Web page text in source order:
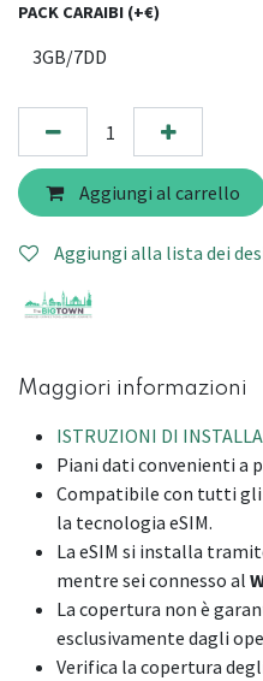
PACK CARAIBI (+€)
Aggiungi al carrello
Aggiungi alla lista dei
Maggiori informazioni
ISTRUZIONI DI
Piani dati convenienti a
Compatibile con tutti
la tecnologia eSIM.
La eSIM si installa
mentre sei connesso al
La copertura non è
esclusivamente dagli
Verifica la copertura